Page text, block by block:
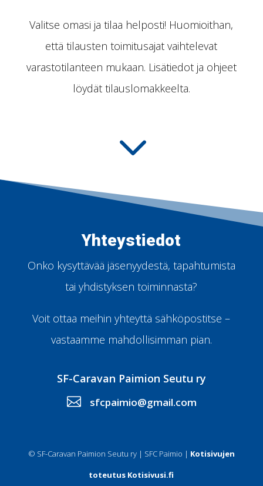
Valitse omasi ja tilaa helposti! Huomioithan,
että tilausten toimitusajat vaihtelevat
varastotilanteen mukaan. Lisätiedot ja ohjeet
löydät tilauslomakkeelta.
3
Yhteystiedot
Onko kysyttävää jäsenyydestä, tapahtumista
tai yhdistyksen toiminnasta?
Voit ottaa meihin yhteyttä sähköpostitse –
vastaamme mahdollisimman pian.
SF-Caravan Paimion Seutu ry
 sfcpaimio@gmail.com
© SF-Caravan Paimion Seutu ry | SFC Paimio | Kotisivujen
toteutus Kotisivusi.fi